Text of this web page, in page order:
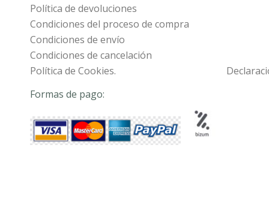
Política de devoluciones
Condiciones del proceso de compra
Condiciones de envío
Condiciones de cancelación
Política de Cookies.
Formas de pago: